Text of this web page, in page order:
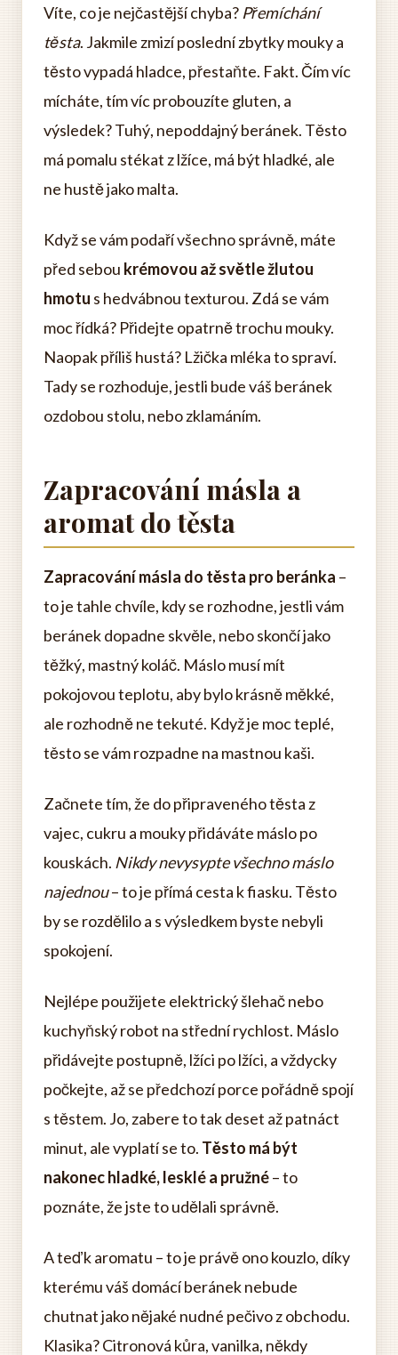
Víte, co je nejčastější chyba? Přemíchání
těsta. Jakmile zmizí poslední zbytky mouky a
těsto vypadá hladce, přestaňte. Fakt. Čím víc
mícháte, tím víc probouzíte gluten, a
výsledek? Tuhý, nepoddajný beránek. Těsto
má pomalu stékat z lžíce, má být hladké, ale
ne hustě jako malta.
Když se vám podaří všechno správně, máte
před sebou krémovou až světle žlutou
hmotu s hedvábnou texturou. Zdá se vám
moc řídká? Přidejte opatrně trochu mouky.
Naopak příliš hustá? Lžička mléka to spraví.
Tady se rozhoduje, jestli bude váš beránek
ozdobou stolu, nebo zklamáním.
Zapracování másla a
aromat do těsta
Zapracování másla do těsta pro beránka –
to je tahle chvíle, kdy se rozhodne, jestli vám
beránek dopadne skvěle, nebo skončí jako
těžký, mastný koláč. Máslo musí mít
pokojovou teplotu, aby bylo krásně měkké,
ale rozhodně ne tekuté. Když je moc teplé,
těsto se vám rozpadne na mastnou kaši.
Začnete tím, že do připraveného těsta z
vajec, cukru a mouky přidáváte máslo po
kouskách. Nikdy nevysypte všechno máslo
najednou– to je přímá cesta k fiasku. Těsto
by se rozdělilo a s výsledkem byste nebyli
spokojení.
Nejlépe použijete elektrický šlehač nebo
kuchyňský robot na střední rychlost. Máslo
přidávejte postupně, lžíci po lžíci, a vždycky
počkejte, až se předchozí porce pořádně spojí
s těstem. Jo, zabere to tak deset až patnáct
minut, ale vyplatí se to. Těsto má být
nakonec hladké, lesklé a pružné– to
poznáte, že jste to udělali správně.
A teď k aromatu – to je právě ono kouzlo, díky
kterému váš domácí beránek nebude
chutnat jako nějaké nudné pečivo z obchodu.
Klasika? Citronová kůra, vanilka, někdy